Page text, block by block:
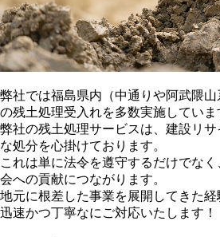
弊社では福島県内（中通りや阿武隈
の残土処理受入れを多数実施していま
弊社の残土処理サービスは、建設リ
な処分を心掛けております。
これは単に法令を遵守するだけでな
会への貢献につながります。
地元に根差した事業を展開してきた
迅速かつ丁寧なにご対応いたします！